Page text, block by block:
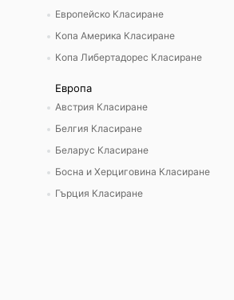
Европейско Класиране
Копа Америка Класиране
Копа Либертадорес Класиране
Европа
Австрия Класиране
Белгия Класиране
Беларус Класиране
Босна и Херциговина Класиране
Гърция Класиране